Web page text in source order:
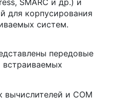
для корпусирования
систем.
передовые
встраиваемых
вычислителей и COM